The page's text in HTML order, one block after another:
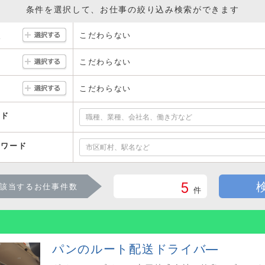
条件を選択して、お仕事の絞り込み検索ができます
こだわらない
こだわらない
こだわらない
ード
当するお仕事件数 5 件
パンのルート配送ドライバ―